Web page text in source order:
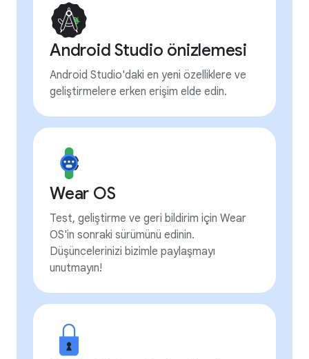
Android Studio önizlemesi
Android Studio'daki en yeni özelliklere ve
geliştirmelere erken erişim elde edin.
Wear OS
Test, geliştirme ve geri bildirim için Wear
OS'in sonraki sürümünü edinin.
Düşüncelerinizi bizimle paylaşmayı
unutmayın!